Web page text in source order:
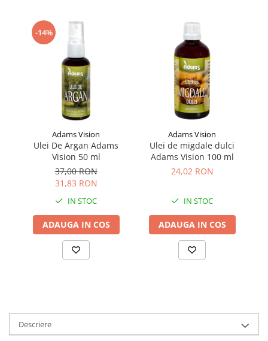
-14%
Adams Vision
Ulei De Argan Adams
Vision 50 ml
37,00 RON
31,83 RON
IN STOC
ADAUGA IN COS
Adams Vision
Ulei de migdale dulci
Adams Vision 100 ml
24,02 RON
IN STOC
ADAUGA IN COS
Descriere